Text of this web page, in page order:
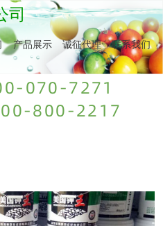
产品展示 诚征代理 联系我们
司
070-7271
2217